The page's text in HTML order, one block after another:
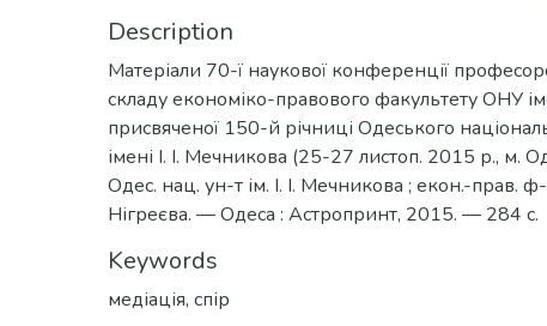
Description
Матеріали 70-ї наукової конференції
складу економіко-правового факультету ОНУ
присвяченої 150-й річниці Одеського
імені І. І. Мечникова (25-27 листоп. 2015 р., м.
Одес. нац. ун-т ім. І. І. Мечникова ; екон.-прав.
Нігреєва. — Одеса : Астропринт, 2015. — 284 с.
Keywords
медіація, спір